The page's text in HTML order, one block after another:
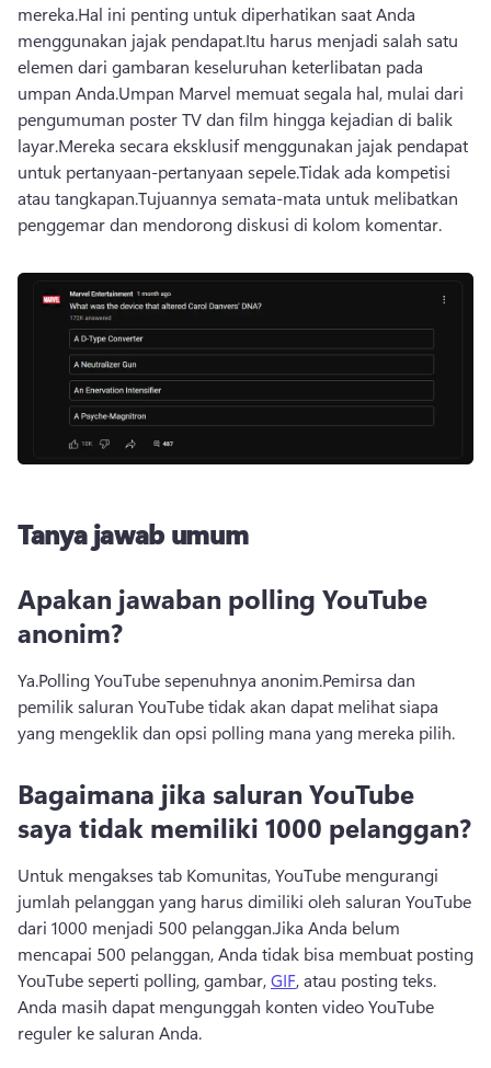
mereka.Hal ini penting untuk diperhatikan saat Anda
menggunakan jajak pendapat.Itu harus menjadi salah satu
elemen dari gambaran keseluruhan keterlibatan pada
umpan Anda.Umpan Marvel memuat segala hal, mulai dari
pengumuman poster TV dan film hingga kejadian di balik
layar.Mereka secara eksklusif menggunakan jajak pendapat
untuk pertanyaan-pertanyaan sepele.Tidak ada kompetisi
atau tangkapan.Tujuannya semata-mata untuk melibatkan
penggemar dan mendorong diskusi di kolom komentar.
Tanya jawab umum
Apakan jawaban polling YouTube
anonim?
Ya.Polling YouTube sepenuhnya anonim.Pemirsa dan
pemilik saluran YouTube tidak akan dapat melihat siapa
yang mengeklik dan opsi polling mana yang mereka pilih.
Bagaimana jika saluran YouTube
saya tidak memiliki 1000 pelanggan?
Untuk mengakses tab Komunitas, YouTube mengurangi
jumlah pelanggan yang harus dimiliki oleh saluran YouTube
dari 1000 menjadi 500 pelanggan.Jika Anda belum
mencapai 500 pelanggan, Anda tidak bisa membuat posting
YouTube seperti polling, gambar, GIF
Anda masih dapat mengunggah konten video YouTube
reguler ke saluran Anda.